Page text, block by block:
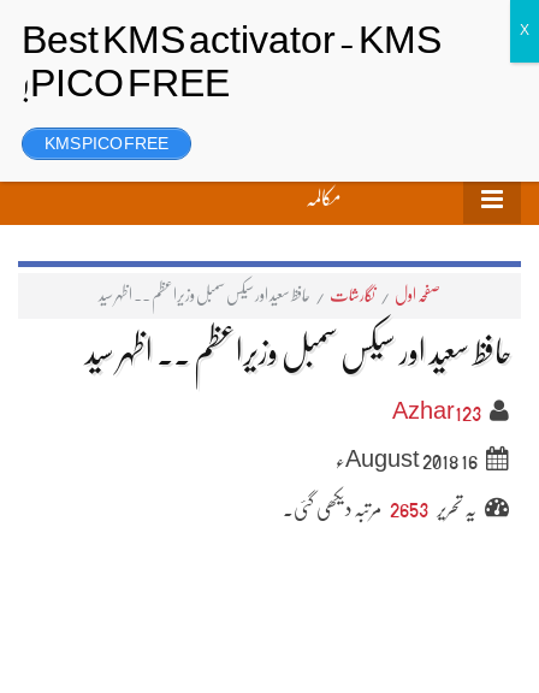
رجسٹر
مکالمہ
صفحہ اول / نگارشات / حافظ سعید اور سیکس سمبل وزیراعظم ۔۔ اظہر سید
حافظ سعید اور سیکس سمبل وزیراعظم ۔۔ اظہر سید
Azhar123
16 August 2018ء
یہ تحریر 2653 مرتبہ دیکھی گئی۔
KMS PICO FREE